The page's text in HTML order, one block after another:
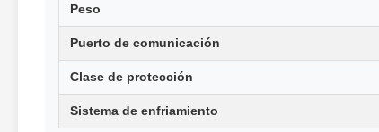
Peso
Puerto de comunicación
Clase de protección
Sistema de enfriamiento